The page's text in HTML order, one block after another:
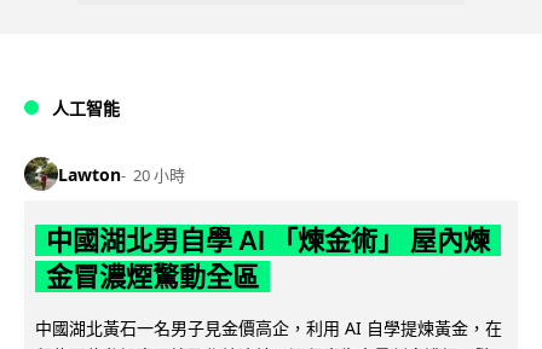
人工智能
Lawton 20 小時
中國湖北男自學 AI 「煉金術」 屋內煉
金冒濃煙驚動全區
中國湖北黃石一名男子見金價高企，利用 AI 自學提煉黃金，在